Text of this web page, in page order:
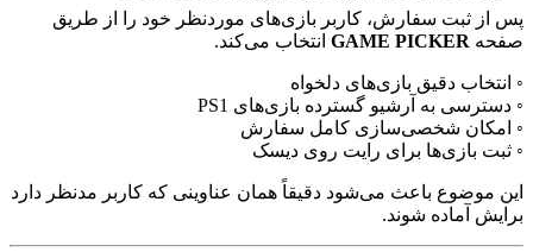
پس از ثبت سفارش، کاربر بازی‌های موردنظر خود را از طریق
صفحه GAME PICKER انتخاب می‌کند.
◦ انتخاب دقیق بازی‌های دلخواه
◦ دسترسی به آرشیو گسترده بازی‌های PS1
◦ امکان شخصی‌سازی کامل سفارش
◦ ثبت بازی‌ها برای رایت روی دیسک
این موضوع باعث می‌شود دقیقاً همان عناوینی که کاربر مدنظر دارد
برایش آماده شوند.